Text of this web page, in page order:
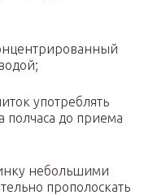
употреблять
полчаса до приема
небольшими
прополоскать